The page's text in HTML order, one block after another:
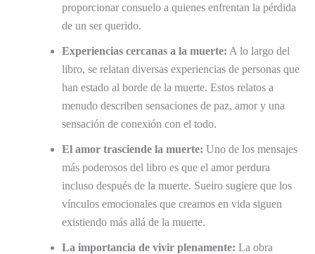
proporcionar consuelo a quienes enfrentan la pérdida
de un ser querido.
Experiencias cercanas a la muerte: A lo largo del
libro, se relatan diversas experiencias de personas que
han estado al borde de la muerte. Estos relatos a
menudo describen sensaciones de paz, amor y una
sensación de conexión con el todo.
El amor trasciende la muerte: Uno de los mensajes
más poderosos del libro es que el amor perdura
incluso después de la muerte. Sueiro sugiere que los
vínculos emocionales que creamos en vida siguen
existiendo más allá de la muerte.
La importancia de vivir plenamente: La obra